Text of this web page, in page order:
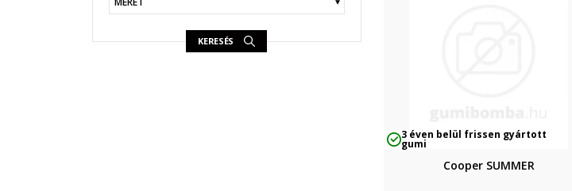
KERESÉS
3 éven belül frissen gyártott
gumi
Cooper SUMMER